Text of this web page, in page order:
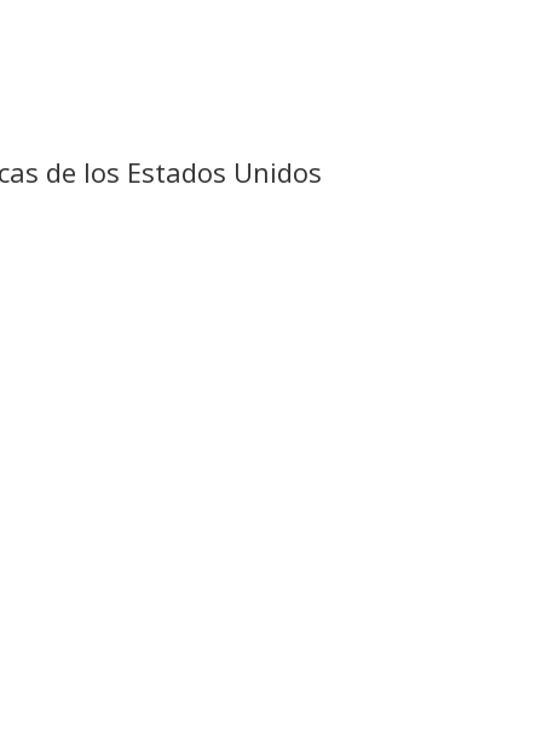
de los Estados Unidos